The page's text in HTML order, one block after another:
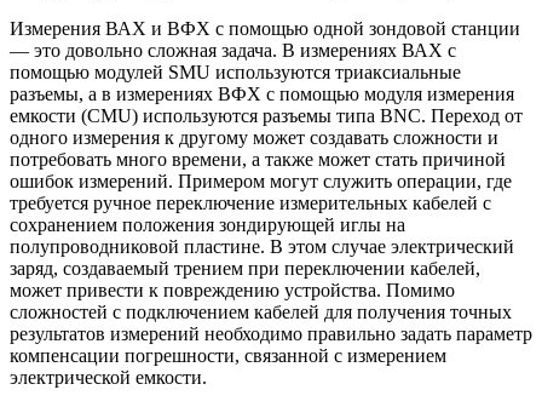
Измерения ВАХ и ВФХ с помощью одной зондовой станции
— это довольно сложная задача. В измерениях ВАХ с
помощью модулей SMU используются триаксиальные
разъемы, а в измерениях ВФХ с помощью модуля измерения
емкости (CMU) используются разъемы типа BNC. Переход от
одного измерения к другому может создавать сложности и
потребовать много времени, а также может стать причиной
ошибок измерений. Примером могут служить операции, где
требуется ручное переключение измерительных кабелей с
сохранением положения зондирующей иглы на
полупроводниковой пластине. В этом случае электрический
заряд, создаваемый трением при переключении кабелей,
может привести к повреждению устройства. Помимо
сложностей с подключением кабелей для получения точных
результатов измерений необходимо правильно задать параметр
компенсации погрешности, связанной с измерением
электрической емкости.